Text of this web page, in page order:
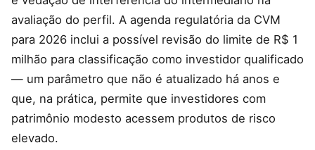
avaliação do perfil. A agenda regulatória da CVM
para 2026 inclui a possível revisão do limite de R$ 1
milhão para classificação como investidor qualificado
— um parâmetro que não é atualizado há anos e
que, na prática, permite que investidores com
patrimônio modesto acessem produtos de risco
elevado.